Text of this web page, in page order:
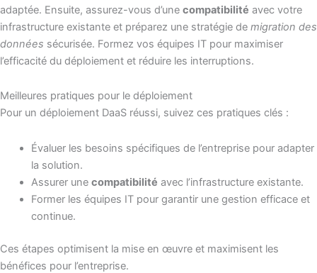
adaptée. Ensuite, assurez-vous d’une compatibilité avec votre
infrastructure existante et préparez une stratégie de migration des
données sécurisée. Formez vos équipes IT pour maximiser
l’efficacité du déploiement et réduire les interruptions.
Meilleures pratiques pour le déploiement
Pour un déploiement DaaS réussi, suivez ces pratiques clés :
Évaluer les besoins spécifiques de l’entreprise pour adapter
la solution.
Assurer une compatibilité avec l’infrastructure existante.
Former les équipes IT pour garantir une gestion efficace et
continue.
Ces étapes optimisent la mise en œuvre et maximisent les
bénéfices pour l’entreprise.